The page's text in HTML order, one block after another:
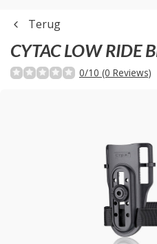
Terug
CYTAC LOW RIDE
0/10 (0 Reviews)